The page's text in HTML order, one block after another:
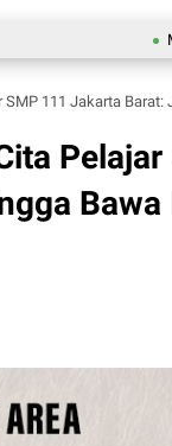
Marlyn
Jakarta Barat: Jadi
Pelajar